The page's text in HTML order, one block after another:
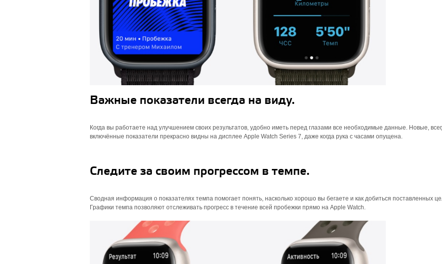
Важные показатели всегда на виду.
Когда вы работаете над улучшением своих результатов, удобно иметь перед глазами все необходимые данные. Новые,
включённые показатели прекрасно видны на дисплее Apple Watch Series 7, даже когда рука с часами опущена.
Следите за своим прогрессом в темпе.
Сводная информация о показателях темпа помогает понять, насколько хорошо вы бегаете и как добиться поставленных
Графики темпа позволяют отслеживать прогресс в течение всей пробежки прямо на Apple Watch.